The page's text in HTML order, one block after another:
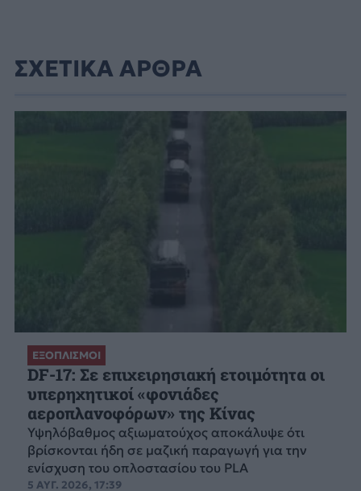
ΣΧΕΤΙΚΑ ΑΡΘΡΑ
ΕΞΟΠΛΙΣΜΟΙ
DF-17: Σε επιχειρησιακή ετοιμότητα οι
υπερηχητικοί «φονιάδες
αεροπλανοφόρων» της Κίνας
Υψηλόβαθμος αξιωματούχος αποκάλυψε ότι
βρίσκονται ήδη σε μαζική παραγωγή για την
ενίσχυση του οπλοστασίου του PLA
5 ΑΥΓ. 2026, 17:39